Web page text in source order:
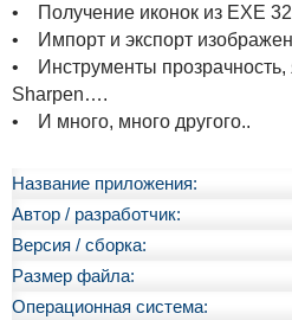
• Получение иконок из EXE 32
• Импорт и экспорт
• Инструменты прозрачность,
Sharpen….
• И много, много другого..
Название приложения:
Автор / разработчик:
Версия / сборка:
Размер файла:
Операционная система: